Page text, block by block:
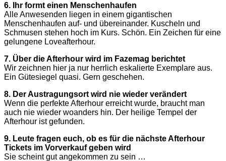
6. Ihr formt einen Menschenhaufen
Alle Anwesenden liegen in einem gigantischen
Menschenhaufen auf- und übereinander. Kuscheln und
Schmusen stehen hoch im Kurs. Schön. Ein Zeichen für eine
gelungene Loveafterhour.
7. Über die Afterhour wird im Fazemag berichtet
Wir zeichnen hier ja nur herrlich eskalierte Exemplare aus.
Ein Gütesiegel quasi. Gern geschehen.
8. Der Austragungsort wird nie wieder verändert
Wenn die perfekte Afterhour erreicht wurde, braucht man
auch nie wieder woanders hin. Der heilige Tempel der
Afterhour ist gefunden.
9. Leute fragen euch, ob es für die nächste Afterhour
Tickets im Vorverkauf geben wird
Sie scheint gut angekommen zu sein …